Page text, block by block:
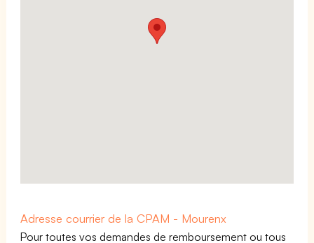
Adresse courrier de la CPAM - Mourenx
Pour toutes vos demandes de remboursement ou tous